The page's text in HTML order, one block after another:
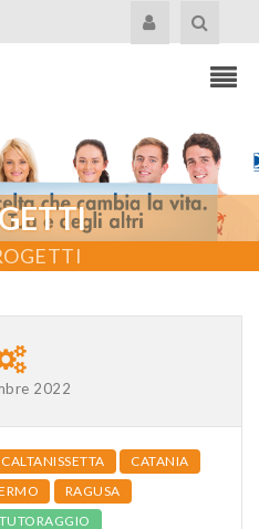
2022
CALTANISSETTA
CATANIA
RAGUSA
TUTORAGGIO